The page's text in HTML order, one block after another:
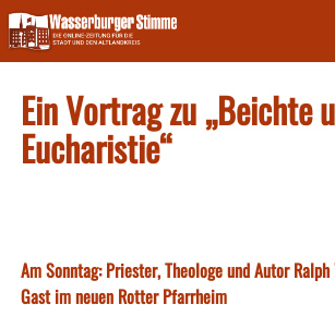
Skip
to
content
Ein Vortrag zu „Beichte
Eucharistie“
Am Sonntag: Priester, Theologe und Autor
Gast im neuen Rotter Pfarrheim